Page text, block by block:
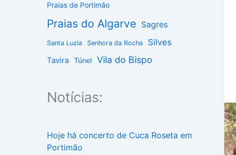
Praias de Portimão
Praias do Algarve Sagres
Santa Luzia Senhora da Rocha Silves
Tavira Túnel Vila do Bispo
Notícias:
Hoje há concerto de Cuca Roseta em
Portimão